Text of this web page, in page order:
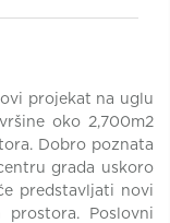
projekat na uglu
oko 2,700m2
Dobro poznata
grada uskoro
predstavljati novi
Poslovni